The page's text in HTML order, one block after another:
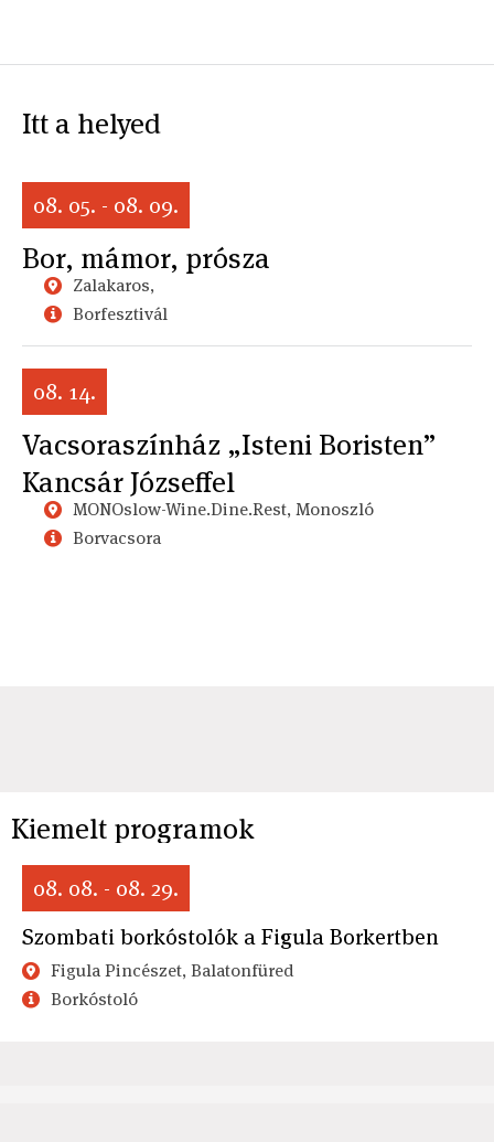
Itt a helyed
08. 05. - 08. 09.
Bor, mámor, prósza
Zalakaros,
Borfesztivál
08. 14.
Vacsoraszínház „Isteni Boristen”
Kancsár Józseffel
MONOslow-Wine.Dine.Rest, Monoszló
Borvacsora
Kiemelt programok
08. 08. - 08. 29.
Szombati borkóstolók a Figula Borkertben
Figula Pincészet, Balatonfüred
Borkóstoló